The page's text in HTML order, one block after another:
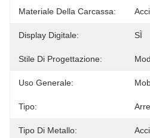
Materiale Della Carcassa:
Display Digitale: SÌ
Stile Di Progettazione:
Uso Generale:
Tipo:
Tipo Di Metallo: